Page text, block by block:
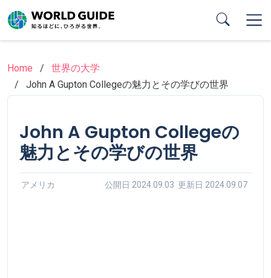
to
main
Home
世界の大学
John A Gupton Collegeの魅力とその学びの世界
John A Gupton Collegeの
魅力とその学びの世界
アメリカ 公開日 2024.09.03 更新日 2024.09.07